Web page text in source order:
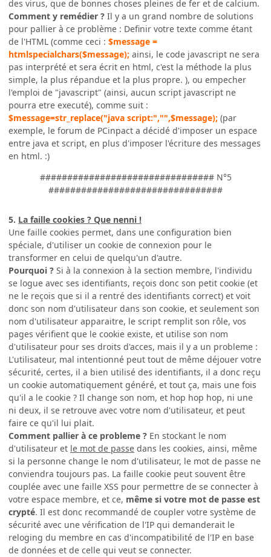
des virus, que de bonnes choses pleines de fer et de calcium.
Comment y remédier ? Il y a un grand nombre de solutions
pour pallier à ce problème : Definir votre texte comme étant
de l'HTML (comme ceci : $message =
htmlspecialchars($message); ainsi, le code javascript ne sera
pas interprété et sera écrit en html, c'est la méthode la plus
simple, la plus répandue et la plus propre. ), ou empecher
l'emploi de "javascript" (ainsi, aucun script javascript ne
pourra etre executé), comme suit :
$message=str_replace("java script:","",$message); (par
exemple, le forum de PCinpact a décidé d'imposer un espace
entre java et script, en plus d'imposer l'écriture des messages
en html. :)
################################ N°5
################################
5. La faille cookies ? Que nenni !
Une faille cookies permet, dans une configuration bien
spéciale, d'utiliser un cookie de connexion pour le
transformer en celui de quelqu'un d'autre.
Pourquoi ? Si à la connexion à la section membre, l'individu
se logue avec ses identifiants, reçois donc son petit cookie (et
ne le reçois que si il a rentré des identifiants correct) et voit
donc son nom d'utilisateur dans son cookie, et seulement son
nom d'utilisateur apparaitre, le script remplit son rôle, vos
pages vérifient que le cookie existe, et utilise son nom
d'utilisateur pour ses droits d'acces, mais il y a un probleme :
L'utilisateur, mal intentionné peut tout de même déjouer votre
sécurité, certes, il a bien utilisé des identifiants, il a donc reçu
un cookie automatiquement généré, et tout ça, mais une fois
qu'il a le cookie ? Il change son nom, et hop hop hop, ni une
ni deux, il se retrouve avec votre nom d'utilisateur, et peut
faire ce qu'il lui plait.
Comment pallier à ce probleme ? En stockant le nom
d'utilisateur et le mot de passe dans les cookies, ainsi, même
si la personne change le nom d'utilisateur, le mot de passe ne
conviendra toujours pas. La faille cookie peut souvent être
couplée avec une faille XSS pour permettre de se connecter à
votre espace membre, et ce, même si votre mot de passe est
crypté. Il est donc recommandé de coupler votre système de
sécurité avec une vérification de l'IP qui demanderait le
reloging du membre en cas d'incompatibilité de l'IP en base
de données et de celle qui veut se connecter.